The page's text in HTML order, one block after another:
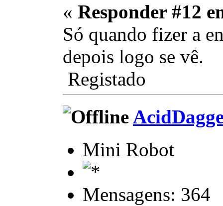
« Responder #12
Só quando fizer a
depois logo se vê.
Registado
Mini Robot
Mensagens: 364